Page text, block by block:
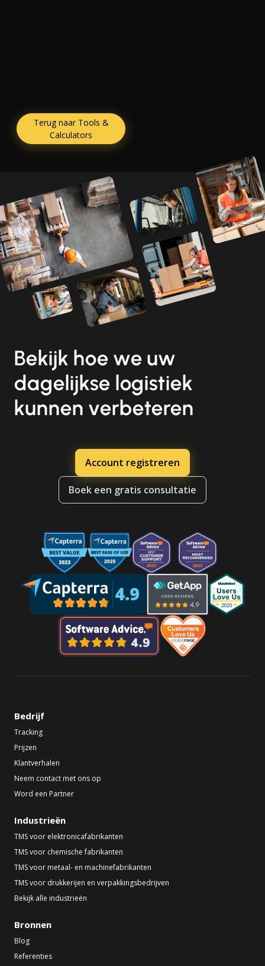
Terug naar Tools &
Calculators
Bekijk hoe we uw
dagelijkse logistiek
kunnen verbeteren
Account registreren
Boek een gratis consultatie
Bedrijf
Tracking
Prijzen
Klantverhalen
Neem contact met ons op
Word een Partner
Industrieën
TMS voor elektronicafabrikanten
TMS voor chemische fabrikanten
TMS voor metaal- en machinefabrikanten
TMS voor drukkerijen en verpakkingsbedrijven
Bekijk alle industrieën
Bronnen
Blog
Referenties